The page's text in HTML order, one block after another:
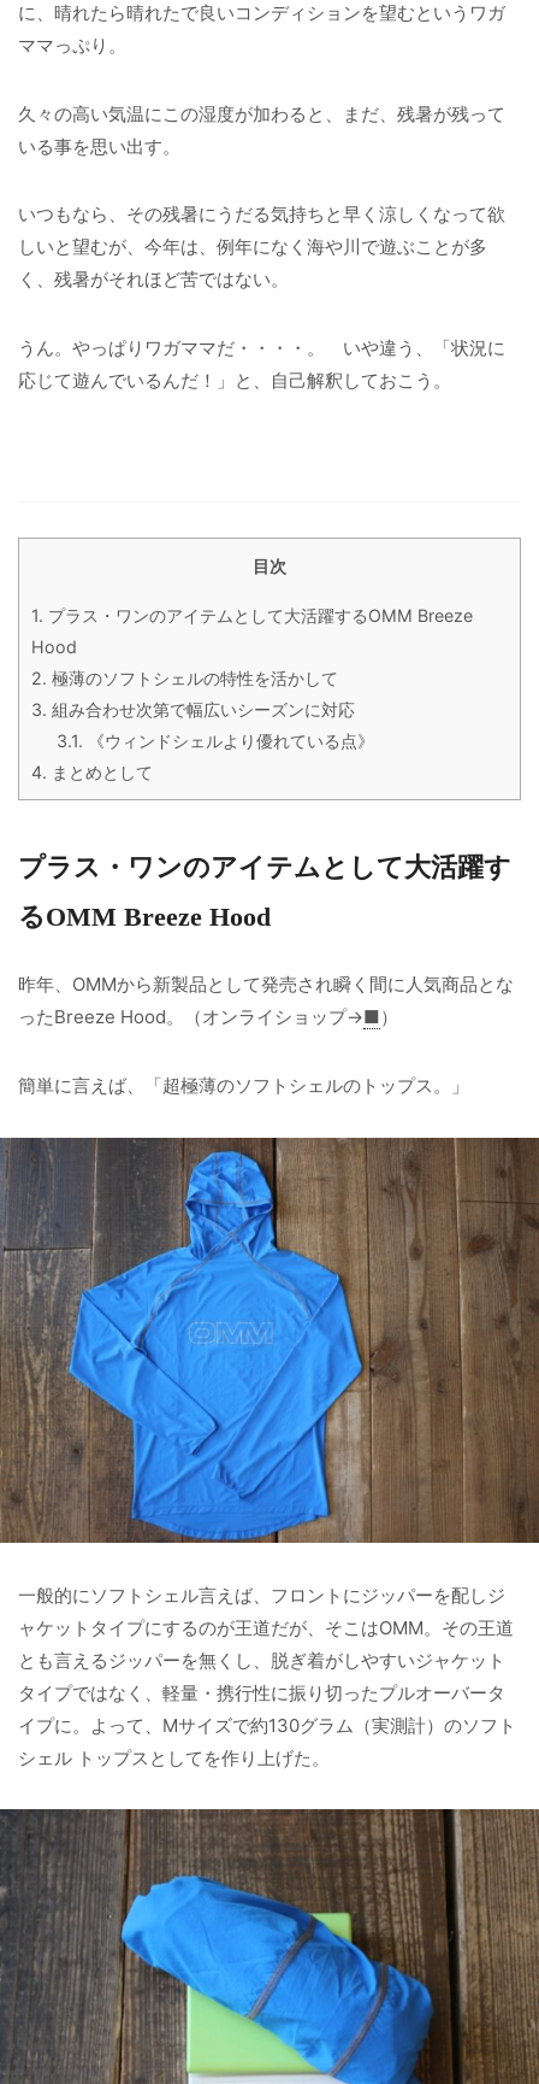
に、晴れたら晴れたで良いコンディションを望むというワガ
ママっぷり。
久々の高い気温にこの湿度が加わると、まだ、残暑が残って
いる事を思い出す。
いつもなら、その残暑にうだる気持ちと早く涼しくなって欲
しいと望むが、今年は、例年になく海や川で遊ぶことが多
く、残暑がそれほど苦ではない。
うん。やっぱりワガママだ・・・・。 いや違う、「状況に
応じて遊んでいるんだ！」と、自己解釈しておこう。
目次
1. プラス・ワンのアイテムとして大活躍するOMM Breeze
Hood
2. 極薄のソフトシェルの特性を活かして
3. 組み合わせ次第で幅広いシーズンに対応
3.1. 《ウィンドシェルより優れている点》
4. まとめとして
プラス・ワンのアイテムとして大活躍す
るOMM Breeze Hood
昨年、OMMから新製品として発売され瞬く間に人気商品とな
ったBreeze Hood。（オンライショップ→■）
簡単に言えば、「超極薄のソフトシェルのトップス。」
一般的にソフトシェル言えば、フロントにジッパーを配しジ
ャケットタイプにするのが王道だが、そこはOMM。その王道
とも言えるジッパーを無くし、脱ぎ着がしやすいジャケット
タイプではなく、軽量・携行性に振り切ったプルオーバータ
イプに。よって、Mサイズで約130グラム（実測計）のソフト
シェル トップスとしてを作り上げた。